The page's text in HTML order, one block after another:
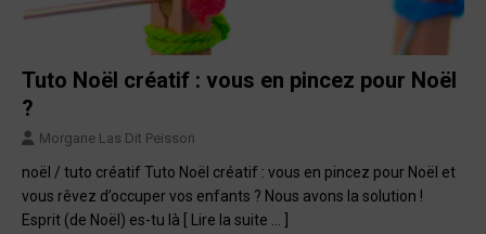
Tuto Noël créatif : vous en pincez pour Noël
?
Morgane Las Dit Peisson
noël / tuto créatif Tuto Noël créatif : vous en pincez pour Noël et
vous rêvez d’occuper vos enfants ? Nous avons la solution !
Esprit (de Noël) es-tu là [ Lire la suite … ]